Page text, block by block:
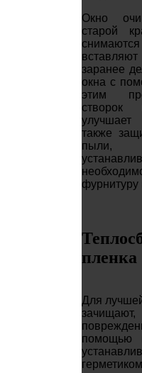
Окно
старой
заранее
окна с
этим
также
пыли,
фурнитуру
пленка
Для
помощью